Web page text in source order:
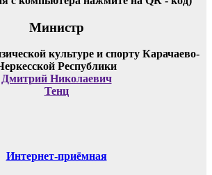
Министр
Дмитрий Николаевич
Тенц
Интернет-приёмная